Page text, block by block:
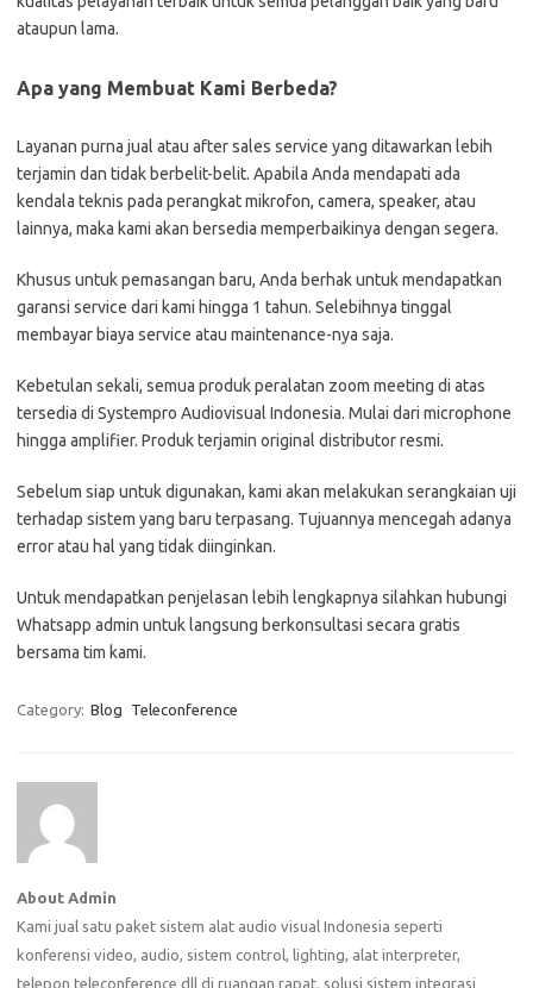
ataupun lama.
Apa yang Membuat Kami Berbeda?
Layanan purna jual atau after sales service yang ditawarkan lebih
terjamin dan tidak berbelit-belit. Apabila Anda mendapati ada
kendala teknis pada perangkat mikrofon, camera, speaker, atau
lainnya, maka kami akan bersedia memperbaikinya dengan segera.
Khusus untuk pemasangan baru, Anda berhak untuk mendapatkan
garansi service dari kami hingga 1 tahun. Selebihnya tinggal
membayar biaya service atau maintenance-nya saja.
Kebetulan sekali, semua produk peralatan zoom meeting di atas
tersedia di Systempro Audiovisual Indonesia. Mulai dari microphone
hingga amplifier. Produk terjamin original distributor resmi.
Sebelum siap untuk digunakan, kami akan melakukan serangkaian uji
terhadap sistem yang baru terpasang. Tujuannya mencegah adanya
error atau hal yang tidak diinginkan.
Untuk mendapatkan penjelasan lebih lengkapnya silahkan hubungi
Whatsapp admin untuk langsung berkonsultasi secara gratis
bersama tim kami.
Category: Blog Teleconference
About Admin
Kami jual satu paket sistem alat audio visual Indonesia seperti
konferensi video, audio, sistem control, lighting, alat interpreter,
telepon teleconference dll di ruangan rapat. solusi sistem integrasi